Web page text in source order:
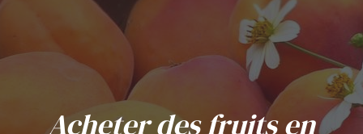
Acheter des fruits en